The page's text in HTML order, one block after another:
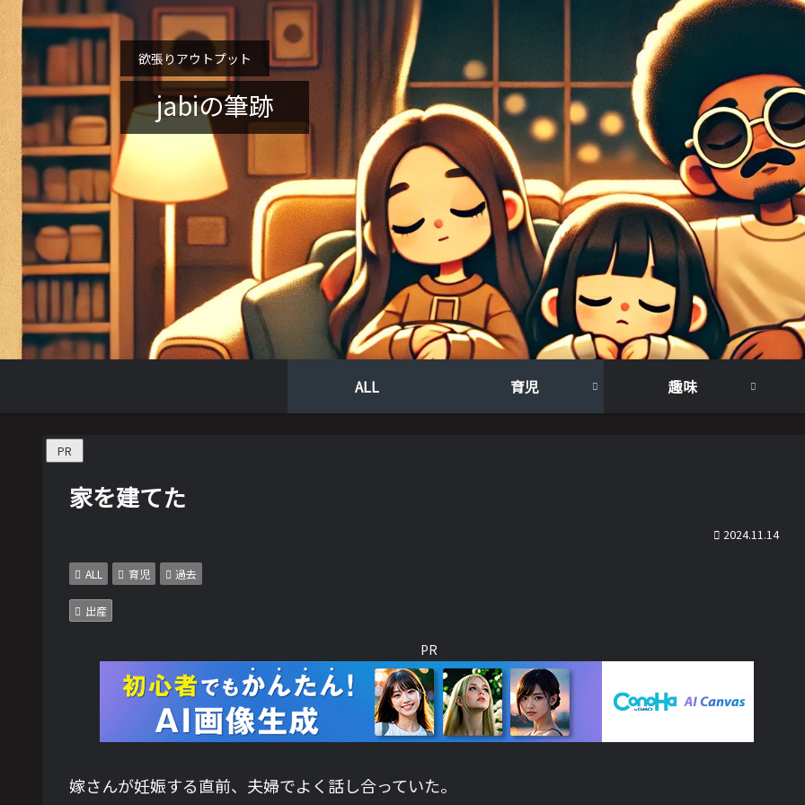
欲張りアウトプット
jabiの筆跡
ALL 育児 趣味
PR
家を建てた
2024.11.14
ALL 育児 過去
出産
PR
嫁さんが妊娠する直前、夫婦でよく話し合っていた。